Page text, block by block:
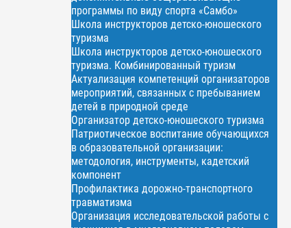
программы по виду спорта «Самбо»
Школа инструкторов детско-юношеского
туризма
Школа инструкторов детско-юношеского
туризма. Комбинированный туризм
Актуализация компетенций организаторов
мероприятий, связанных с пребыванием
детей в природной среде
Организатор детско-юношеского туризма
Патриотическое воспитание обучающихся
в образовательной организации:
методология, инструменты, кадетский
компонент
Профилактика дорожно-транспортного
травматизма
Организация исследовательской работы с